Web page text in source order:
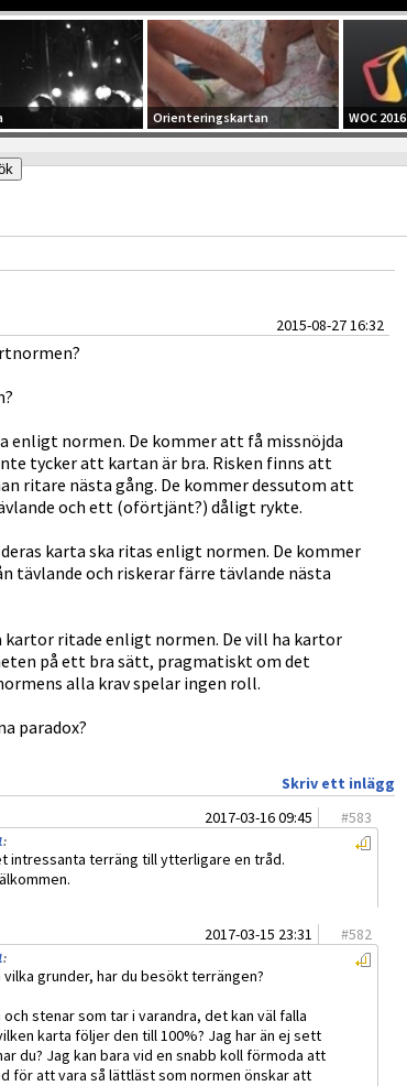
Orienteringskartan WOC 2016
2015-08-27 16:32
normen. De kommer att få missnöjda
tycker att kartan är bra. Risken finns att
ritare nästa gång. De kommer dessutom att
och ett (oförtjänt?) dåligt rykte.
karta ska ritas enligt normen. De kommer
tävlande och riskerar färre tävlande nästa
kartor ritade enligt normen. De vill ha kartor
på ett bra sätt, pragmatiskt om det
alla krav spelar ingen roll.
paradox?
Skriv ett inlägg
2017-03-16 09:45 #583
:
intressanta terräng till ytterligare en tråd.
2017-03-15 23:31 #582
:
grunder, har du besökt terrängen?
stenar som tar i varandra, det kan väl falla
karta följer den till 100%? Jag har än ej sett
du? Jag kan bara vid en snabb koll förmoda att
för att vara så lättläst som normen önskar att